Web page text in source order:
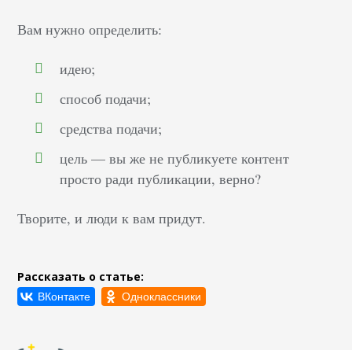
Вам нужно определить:
идею;
способ подачи;
средства подачи;
цель — вы же не публикуете контент
просто ради публикации, верно?
Творите, и люди к вам придут.
Рассказать о статье: